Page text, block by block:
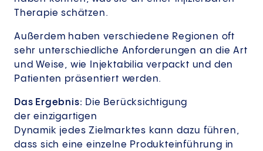
Therapie schätzen.
Außerdem haben verschiedene Regionen oft
sehr unterschiedliche Anforderungen an die Art
und Weise, wie Injektabilia verpackt und den
Patienten präsentiert werden.
Das Ergebnis: Die Berücksichtigung
der einzigartigen
Dynamik jedes Zielmarktes kann dazu führen,
dass sich eine einzelne Produkteinführung in